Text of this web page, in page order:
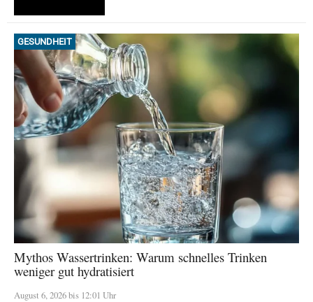
GESUNDHEIT
Mythos Wassertrinken: Warum schnelles Trinken
weniger gut hydratisiert
August 6, 2026 bis 12:01 Uhr